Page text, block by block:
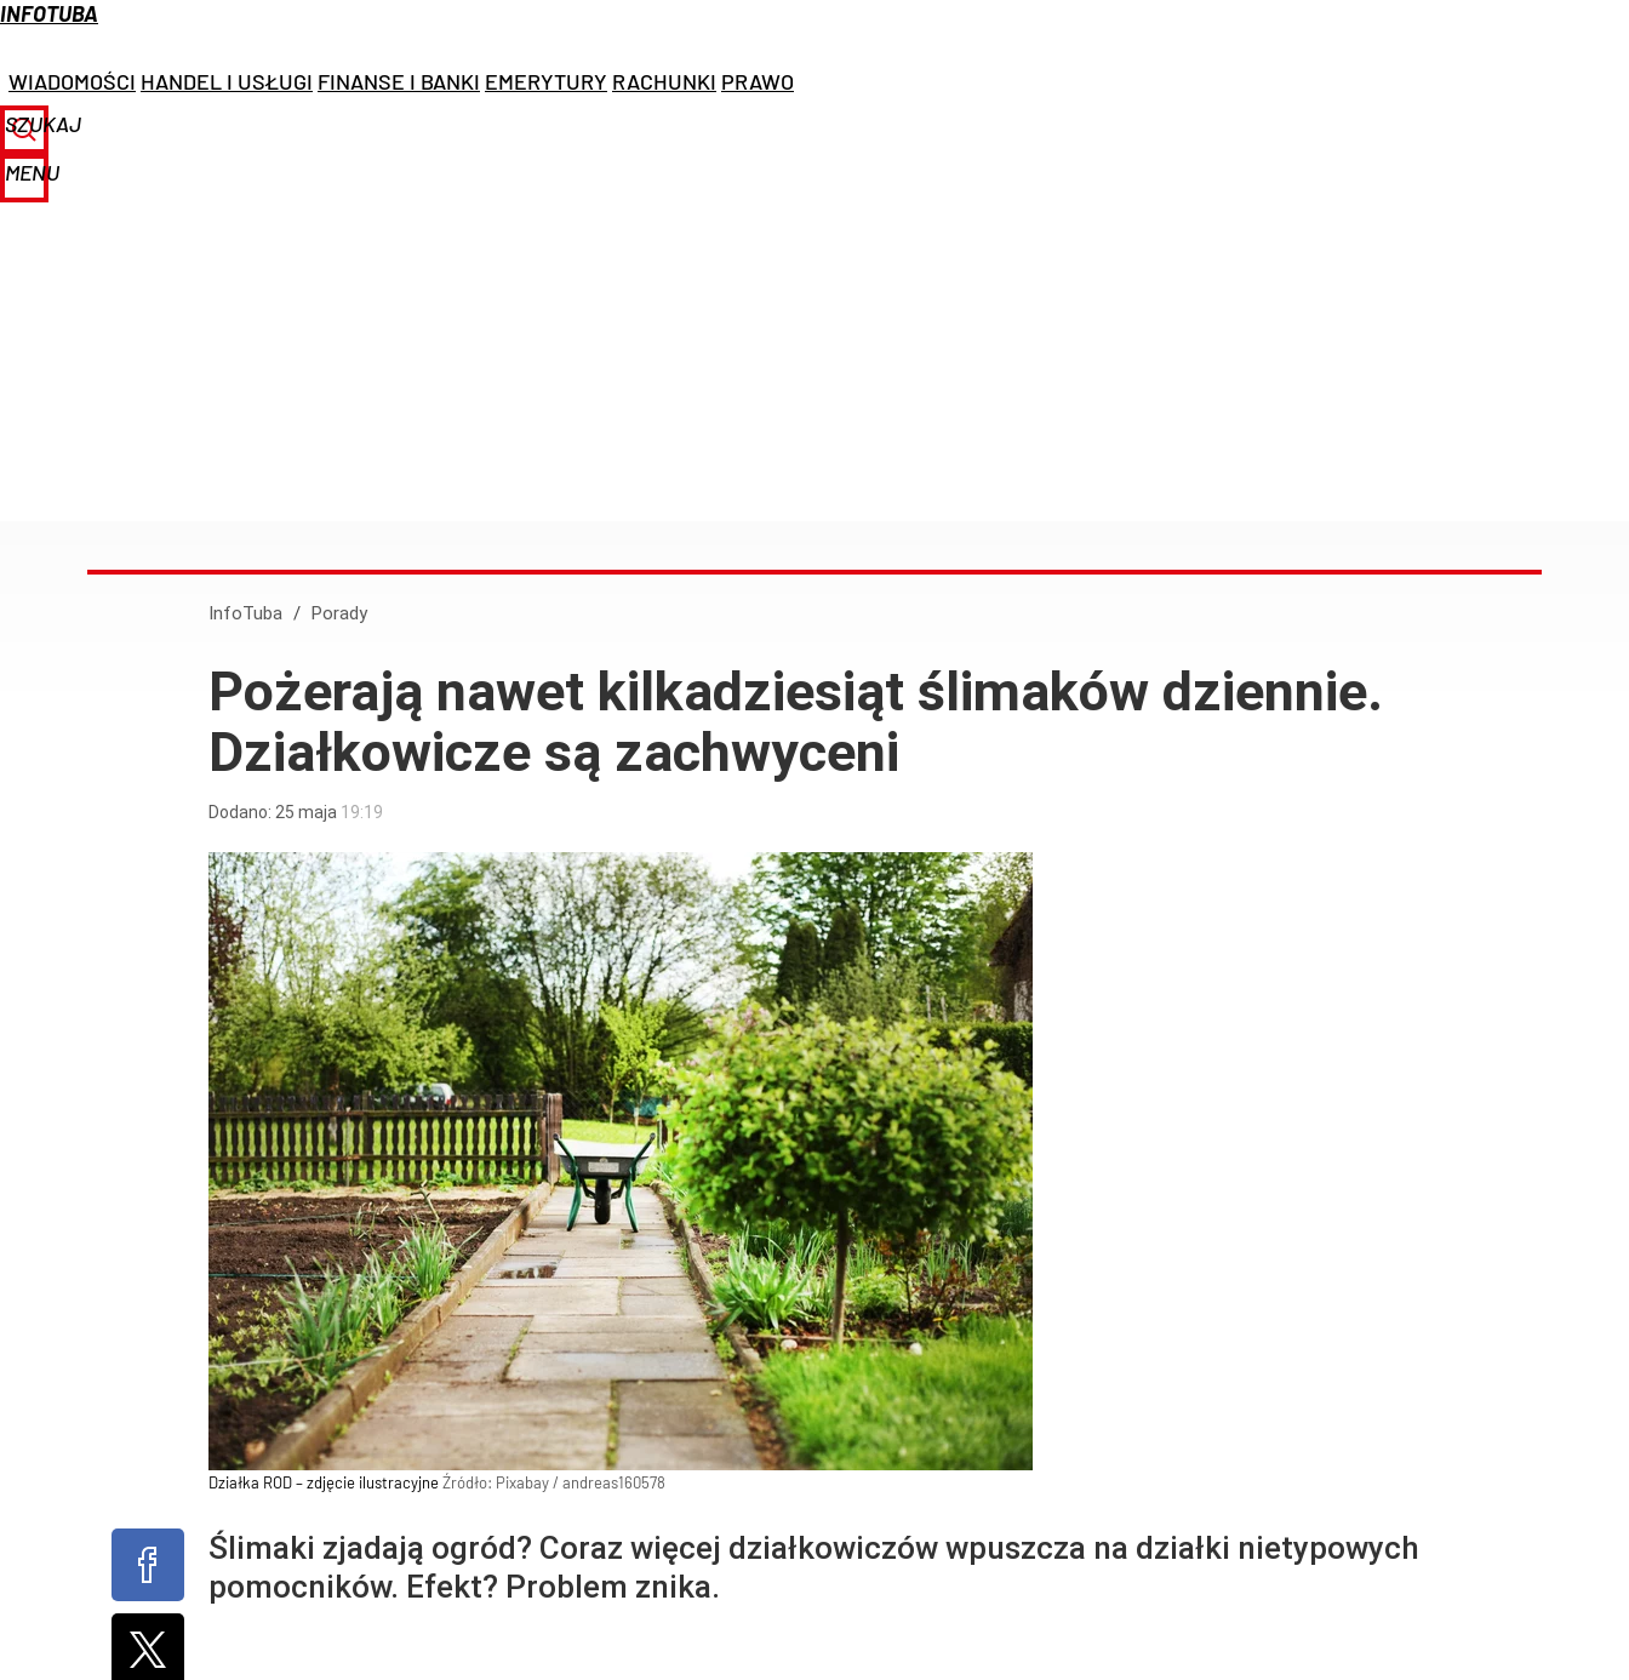
INFOTUBA
WIADOMOŚCI HANDEL I USŁUGI FINANSE I BANKI EMERYTURY RACHUNKI PRAWO
SZUKAJ
MENU
InfoTuba / Porady
Pożerają nawet kilkadziesiąt ślimaków dziennie.
Działkowicze są zachwyceni
Dodano: 25 maja 19:19
Działka ROD – zdjęcie ilustracyjneŹródło: Pixabay/ andreas160578
Ślimaki zjadają ogród? Coraz więcej działkowiczów wpuszcza na działki nietypowych
pomocników. Efekt? Problem znika.